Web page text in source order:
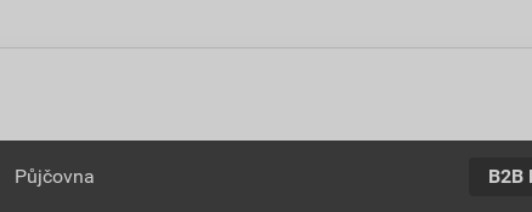
Půjčovna B2B